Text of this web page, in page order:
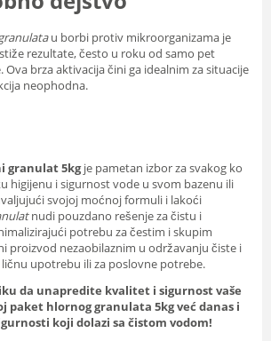
u borbi protiv mikroorganizama je
rezultate, često u roku od samo pet
Ova brza aktivacija čini ga idealnim za situacije
neophodna.
granulat 5kgje pametan izbor za svakog ko
higijenu i sigurnost vode u svom bazenu ili
svojoj moćnoj formuli i lakoći
nudi pouzdano rešenje za čistu i
potrebu za čestim i skupim
proizvod nezaobilaznim u održavanju čiste i
upotrebu ili za poslovne potrebe.
da unapredite kvalitet i sigurnost vaše
paket hlornog granulata 5kg već danas i
koji dolazi sa čistom vodom!